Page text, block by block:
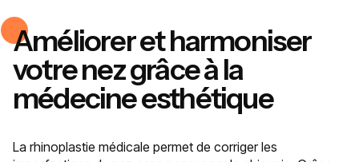
Améliorer et harmoniser
votre nez grâce à la
médecine esthétique
La rhinoplastie médicale permet de corriger les